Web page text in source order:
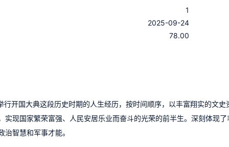
1
2025-09-24
78.00
开国大典这段历史时期的人生经历，按时间顺序，以丰富翔实的文史
现国家繁荣富强、人民安居乐业而奋斗的光荣的前半生。深刻体现了
智慧和军事才能。